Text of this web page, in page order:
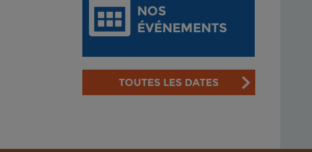
NOS
ÉVÉNEMENTS
TOUTES LES DATES